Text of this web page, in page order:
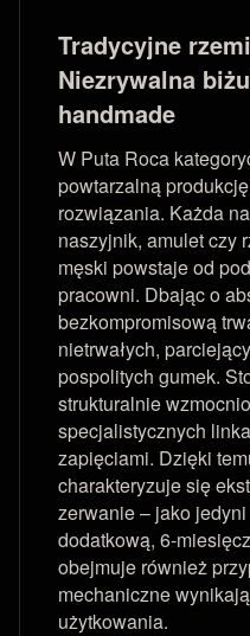
Tradycyjne
Niezrywalna
handmade
W Puta Roca
powtarzalną
rozwiązania. Każda
naszyjnik, amulet czy
męski powstaje od
pracowni. Dbając o
bezkompromisową
nietrwałych,
pospolitych gumek.
strukturalnie
specjalistycznych
zapięciami. Dzięki
charakteryzuje się
zerwanie – jako
dodatkową, 6-
obejmuje również
mechaniczne
użytkowania.